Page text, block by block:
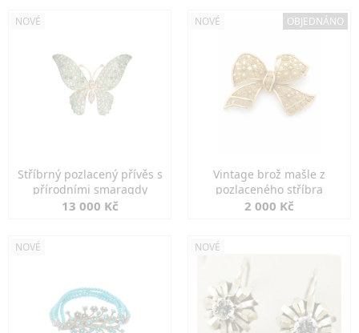
NOVÉ
Stříbrný pozlacený přívěs s
přírodními smaragdy
13 000 Kč
NOVÉ OBJEDNÁNO
Vintage brož mašle z
pozlaceného stříbra
2 000 Kč
NOVÉ NOVÉ